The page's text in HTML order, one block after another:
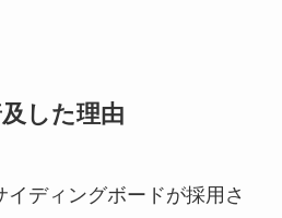
した理由
ディングボードが採用さ